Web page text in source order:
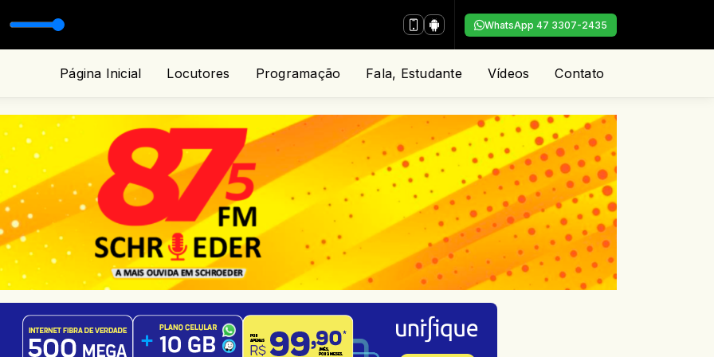
WhatsApp 47 3307-2435
Página Inicial Locutores Programação Fala, Estudante Vídeos Contato